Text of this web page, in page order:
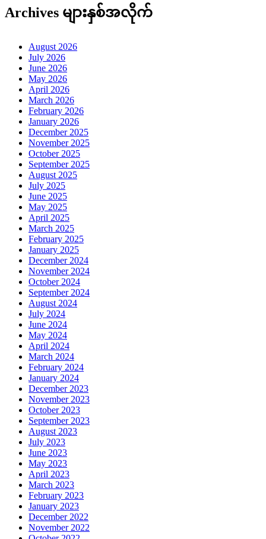
Archives များနှစ်အလိုက်
August 2026
July 2026
June 2026
May 2026
April 2026
March 2026
February 2026
January 2026
December 2025
November 2025
October 2025
September 2025
August 2025
July 2025
June 2025
May 2025
April 2025
March 2025
February 2025
January 2025
December 2024
November 2024
October 2024
September 2024
August 2024
July 2024
June 2024
May 2024
April 2024
March 2024
February 2024
January 2024
December 2023
November 2023
October 2023
September 2023
August 2023
July 2023
June 2023
May 2023
April 2023
March 2023
February 2023
January 2023
December 2022
November 2022